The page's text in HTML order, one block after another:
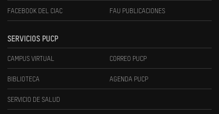
FACEBOOK DEL CIAC FAU PUBLICACIONES
SERVICIOS PUCP
CAMPUS VIRTUAL CORREO PUCP
BIBLIOTECA AGENDA PUCP
SERVICIO DE SALUD